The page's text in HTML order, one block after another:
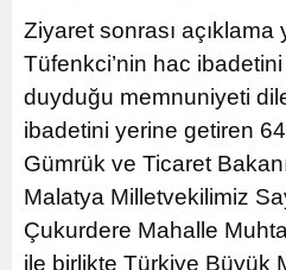
Ziyaret sonrası
Tüfenkci’nin hac
duyduğu memnuniyeti
ibadetini yerine getiren
Gümrük ve Ticaret
Malatya Milletvekilimiz
Çukurdere Mahalle
ile birlikte Türkiye Büyük